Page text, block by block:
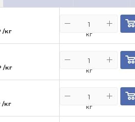
/кг кг
/кг кг
/кг кг